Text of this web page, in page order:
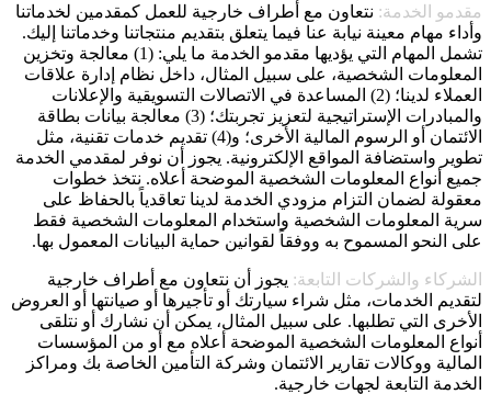
مقدمو الخدمة: نتعاون مع أطراف خارجية للعمل كمقدمين لخدماتنا
وأداء مهام معينة نيابة عنا فيما يتعلق بتقديم منتجاتنا وخدماتنا إليك.
تشمل المهام التي يؤديها مقدمو الخدمة ما يلي: (1) معالجة وتخزين
المعلومات الشخصية، على سبيل المثال، داخل نظام إدارة علاقات
العملاء لدينا؛ (2) المساعدة في الاتصالات التسويقية والإعلانات
والمبادرات الإستراتيجية لتعزيز تجربتك؛ (3) معالجة بيانات بطاقة
الائتمان أو الرسوم المالية الأخرى؛ و(4) تقديم خدمات تقنية، مثل
تطوير واستضافة المواقع الإلكترونية. يجوز أن نوفر لمقدمي الخدمة
جميع أنواع المعلومات الشخصية الموضحة أعلاه. نتخذ خطوات
معقولة لضمان التزام مزودي الخدمة لدينا تعاقدياً بالحفاظ على
سرية المعلومات الشخصية واستخدام المعلومات الشخصية فقط
على النحو المسموح به ووفقاً لقوانين حماية البيانات المعمول بها.
الشركاء والشركات التابعة: يجوز أن نتعاون مع أطراف خارجية
لتقديم الخدمات، مثل شراء سيارتك أو تأجيرها أو صيانتها أو العروض
الأخرى التي تطلبها. على سبيل المثال، يمكن أن نشارك أو نتلقى
أنواع المعلومات الشخصية الموضحة أعلاه مع أو من المؤسسات
المالية ووكالات تقارير الائتمان وشركة التأمين الخاصة بك ومراكز
الخدمة التابعة لجهات خارجية.